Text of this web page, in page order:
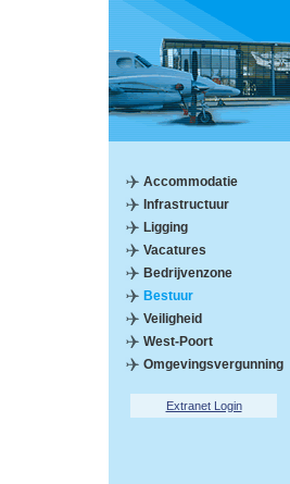
Accommodatie
Infrastructuur
Ligging
Vacatures
Bedrijvenzone
Bestuur
Veiligheid
West-Poort
Omgevingsvergunning
Extranet Login